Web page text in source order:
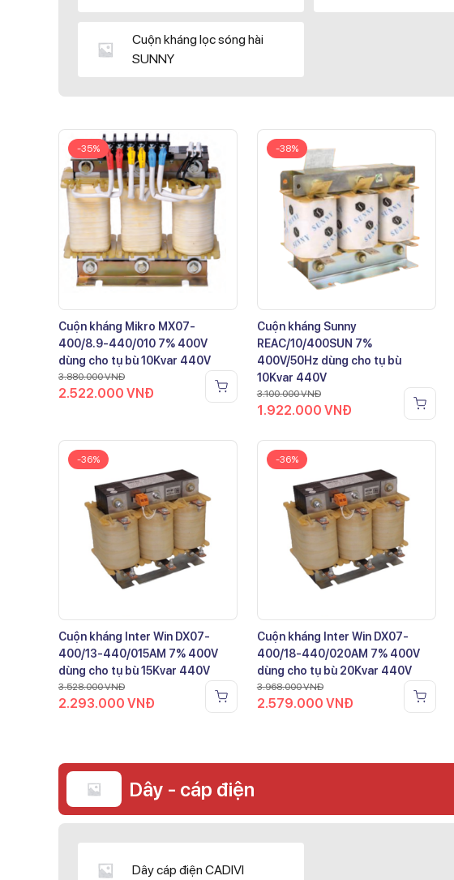
Cuộn kháng lọc sóng hài
SUNNY
-35%
Cuộn kháng Mikro MX07-
400/8.9-440/010 7% 400V
dùng cho tụ bù 10Kvar 440V
3.880.000VNĐ
2.522.000 VNĐ
-38%
Cuộn kháng Sunny
REAC/10/400SUN 7%
400V/50Hz dùng cho tụ bù
10Kvar 440V
3.100.000VNĐ
1.922.000 VNĐ
-36%
Cuộn kháng Inter Win DX07-
400/13-440/015AM 7% 400V
dùng cho tụ bù 15Kvar 440V
3.528.000VNĐ
2.293.000 VNĐ
-36%
Cuộn kháng Inter Win DX07-
400/18-440/020AM 7% 400V
dùng cho tụ bù 20Kvar 440V
3.968.000VNĐ
2.579.000 VNĐ
Dây - cáp điện
Dây cáp điện CADIVI